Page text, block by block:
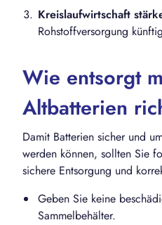
Kreislaufwirtschaft
Rohstoffversorgung
Wie entsorgt
Altbatterien
Damit Batterien sicher und
werden können, sollten Sie
sichere Entsorgung und
Geben Sie keine
Sammelbehälter.